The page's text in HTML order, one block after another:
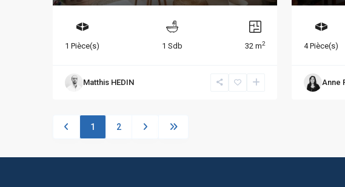
1 Pièce(s) 1 Sdb 32 m2
Matthis HEDIN
4 Pièce(s)
Anne
1 2